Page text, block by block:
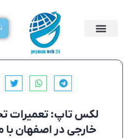
لکس تاپ: تعمیرات
خارجی در اصفهان